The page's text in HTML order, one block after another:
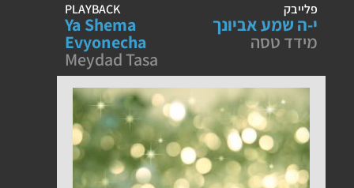
פלייבק
י-ה שמע אביונך
מידד טסה
PLAYBACK
Ya Shema
Evyonecha
Meydad Tasa